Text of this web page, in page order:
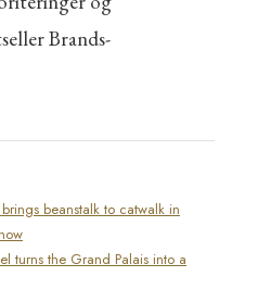
Brands-
beanstalk to catwalk in
turns the Grand Palais into a